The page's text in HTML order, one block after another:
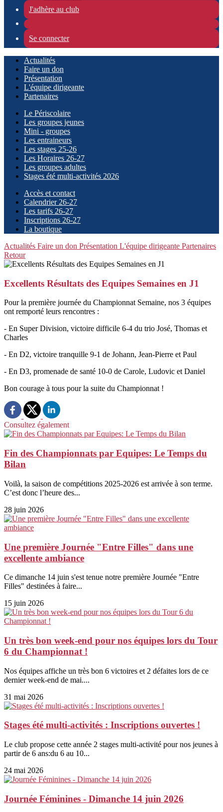
J'adhère au club
Se connecter
Actualités
Faire un don
Présentation
L'équipe dirigeante
Partenaires
Le Périscolaire
Les groupes jeunes
Mini - groupes
Les entraineurs
Les stages 25-26
Les Horaires 26-27
Les groupes adultes
Stages été multi-activités 2026
Accès et contact
Calendrier 26-27
Les tarifs 26-27
Inscriptions 26-27
La boutique
Actualités Faire un don Présentation L'équipe dirigeante Partenaires
Retour
Excellents Résultats des Equipes Semaines en J1
Pour la première journée du Championnat Semaine, nos 3 équipes
ont remporté leurs rencontres :
- En Super Division, victoire difficile 6-4 du trio José, Thomas et
Charles
- En D2, victoire tranquille 9-1 de Johann, Jean-Pierre et Paul
- En D3, promenade de santé 10-0 de Carole, Ludovic et Daniel
Bon courage à tous pour la suite du Championnat !
Consultez également
Fin des Championnats par Equipes: Le Temps du
Bilan
Voilà, la saison de compétitions 2025-2026 est arrivée à son terme.
C’est donc l’heure des...
28 juin 2026
Une première Journée "Entre Filles" dans une
excellente ambiance
Ce dimanche 14 juin s'est tenue notre première Journée "Entre
Filles" destinées à faire...
15 juin 2026
Un très bon week-end pour nos équipes lors du Tour
6 du Championnat !
Nos équipes affiche un très bon 6 victoires et 2 défaites lors de ce
dernier week-end de mai....
31 mai 2026
Stages été multi-activités : Inscriptions ouvertes !
Le club propose cette année 2 stages multi-activité pour nos jeunes à
partir de 6 ans:du 6 au 10...
24 mai 2026
Journée Féminines - Dimanche 14 juin 2026